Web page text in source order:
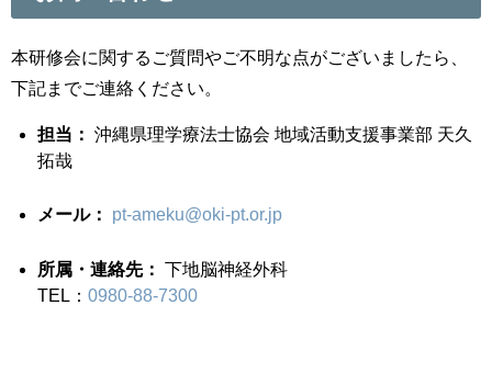
本研修会に関するご質問やご不明な点がございましたら、
下記までご連絡ください。
担当：
沖縄県理学療法士協会 地域活動支援事業部 天久
拓哉
メール： pt-ameku@oki-pt.or.jp
所属・連絡先：
下地脳神経外科
TEL： 0980-88-7300